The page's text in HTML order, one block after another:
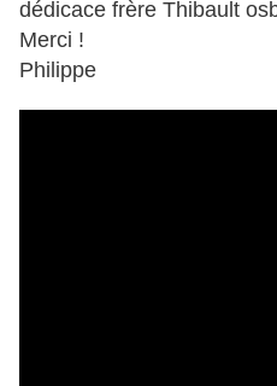
dédicace frère Thibault
Merci !
Philippe